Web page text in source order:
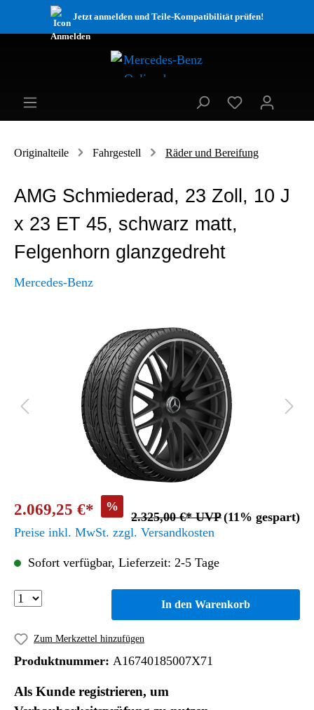
Jetzt anmelden und Teile-Kompatibilität prüfen!
Originalteile Fahrgestell Räder und Bereifung
AMG Schmiederad, 23 Zoll, 10 J
x 23 ET 45, schwarz matt,
Felgenhorn glanzgedreht
Mercedes-Benz
2.069,25 €* %
2.325,00 €* UVP(11% gespart)
Preise inkl. MwSt. zzgl. Versandkosten
Sofort verfügbar, Lieferzeit: 2-5 Tage
In den Warenkorb
Zum Merkzettel hinzufügen
Produktnummer: A16740185007X71
Als Kunde registrieren, um